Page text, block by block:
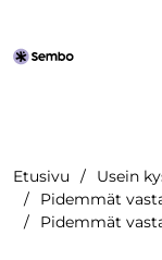
Etusivu
Usein
Pidemmät
Pidemmät